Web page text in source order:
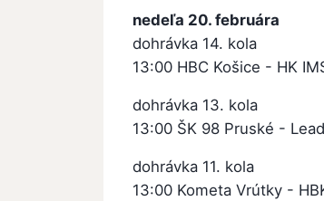
nedeľa 20. februára
dohrávka 14. kola
13:00 HBC Košice - HK
dohrávka 13. kola
13:00 ŠK 98 Pruské -
dohrávka 11. kola
13:00 Kometa Vrútky -